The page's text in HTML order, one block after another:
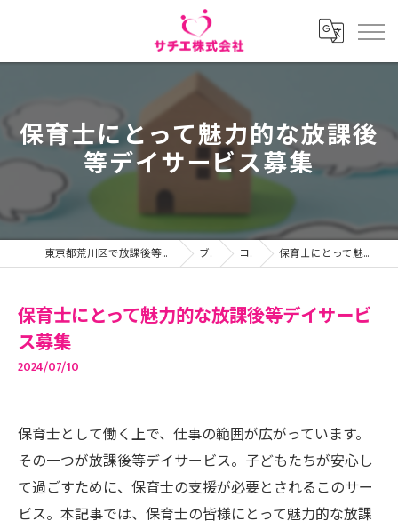
保育士にとって魅力的な放課後
等デイサービス募集
東京都荒川区で放課後等デイサービスの求人ならサチエ株式会社 ブログ コラム 保育士にとって魅力的な放課後等デイサービス募集
保育士にとって魅力的な放課後等デイサービ
ス募集
2024/07/10
保育士として働く上で、仕事の範囲が広がっています。
その一つが放課後等デイサービス。子どもたちが安心し
て過ごすために、保育士の支援が必要とされるこのサー
ビス。本記事では、保育士の皆様にとって魅力的な放課